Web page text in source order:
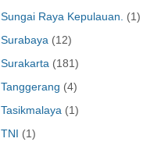
Sungai Raya Kepulauan.
(1)
Surabaya (12)
Surakarta (181)
Tanggerang (4)
Tasikmalaya (1)
TNI (1)